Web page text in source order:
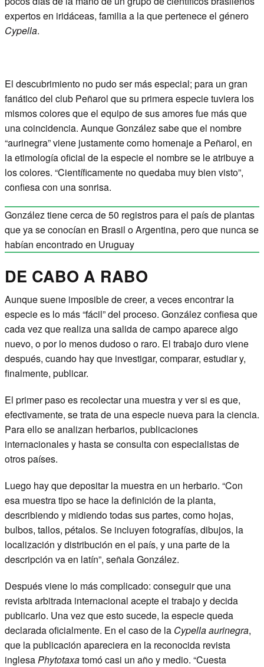
expertos en iridáceas, familia a la que pertenece el género
Cypella.
El descubrimiento no pudo ser más especial; para un gran
fanático del club Peñarol que su primera especie tuviera los
mismos colores que el equipo de sus amores fue más que
una coincidencia. Aunque González sabe que el nombre
“aurinegra” viene justamente como homenaje a Peñarol, en
la etimología oficial de la especie el nombre se le atribuye a
los colores. “Científicamente no quedaba muy bien visto”,
confiesa con una sonrisa.
González tiene cerca de 50 registros para el país de plantas
que ya se conocían en Brasil o Argentina, pero que nunca se
habían encontrado en Uruguay
DE CABO A RABO
Aunque suene imposible de creer, a veces encontrar la
especie es lo más “fácil” del proceso. González confiesa que
cada vez que realiza una salida de campo aparece algo
nuevo, o por lo menos dudoso o raro. El trabajo duro viene
después, cuando hay que investigar, comparar, estudiar y,
finalmente, publicar.
El primer paso es recolectar una muestra y ver si es que,
efectivamente, se trata de una especie nueva para la ciencia.
Para ello se analizan herbarios, publicaciones
internacionales y hasta se consulta con especialistas de
otros países.
Luego hay que depositar la muestra en un herbario. “Con
esa muestra tipo se hace la definición de la planta,
describiendo y midiendo todas sus partes, como hojas,
bulbos, tallos, pétalos. Se incluyen fotografías, dibujos, la
localización y distribución en el país, y una parte de la
descripción va en latín”, señala González.
Después viene lo más complicado: conseguir que una
revista arbitrada internacional acepte el trabajo y decida
publicarlo. Una vez que esto sucede, la especie queda
declarada oficialmente. En el caso de la Cypella aurinegra,
que la publicación apareciera en la reconocida revista
inglesaPhytotaxatomó casi un año y medio. “Cuesta